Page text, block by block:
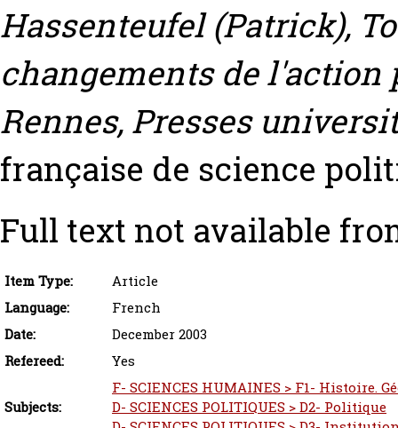
Hassenteufel (Patrick),
changements de l'action
Rennes, Presses
française de science
Full text not available
Item Type:
Article
Language:
French
Date:
December 2003
Refereed:
Yes
Subjects:
F- SCIENCES HUMAINES > F1- Histoire.
D- SCIENCES POLITIQUES > D2- Politique